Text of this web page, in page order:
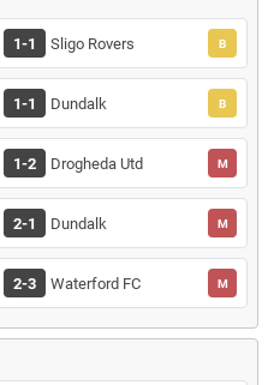
1-1 Sligo Rovers B
1-1 Dundalk B
1-2 Drogheda Utd M
2-1 Dundalk M
2-3 Waterford FC M